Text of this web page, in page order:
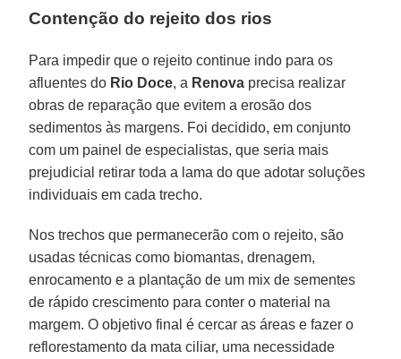
Contenção do rejeito dos rios
Para impedir que o rejeito continue indo para os
afluentes do Rio Doce, a Renova precisa realizar
obras de reparação que evitem a erosão dos
sedimentos às margens. Foi decidido, em conjunto
com um painel de especialistas, que seria mais
prejudicial retirar toda a lama do que adotar soluções
individuais em cada trecho.
Nos trechos que permanecerão com o rejeito, são
usadas técnicas como biomantas, drenagem,
enrocamento e a plantação de um mix de sementes
de rápido crescimento para conter o material na
margem. O objetivo final é cercar as áreas e fazer o
reflorestamento da mata ciliar, uma necessidade